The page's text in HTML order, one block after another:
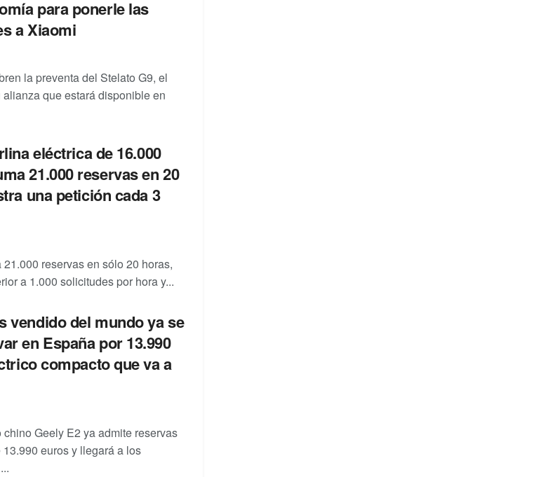
para ponerle las
a Xiaomi
la preventa del Stelato G9, el
que estará disponible en
eléctrica de 16.000
21.000 reservas en 20
una petición cada 3
reservas en sólo 20 horas,
a 1.000 solicitudes por hora y...
vendido del mundo ya se
en España por 13.990
compacto que va a
Geely E2 ya admite reservas
euros y llegará a los